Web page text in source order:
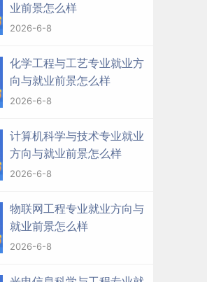
业前景怎么样
2026-6-8
化学工程与工艺专业就业方
向与就业前景怎么样
2026-6-8
计算机科学与技术专业就业
方向与就业前景怎么样
2026-6-8
物联网工程专业就业方向与
就业前景怎么样
2026-6-8